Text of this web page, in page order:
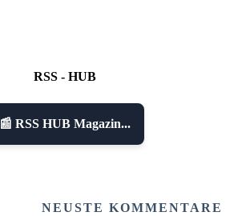
RSS - HUB
📰 RSS HUB Magazin...
NEUSTE KOMMENTARE